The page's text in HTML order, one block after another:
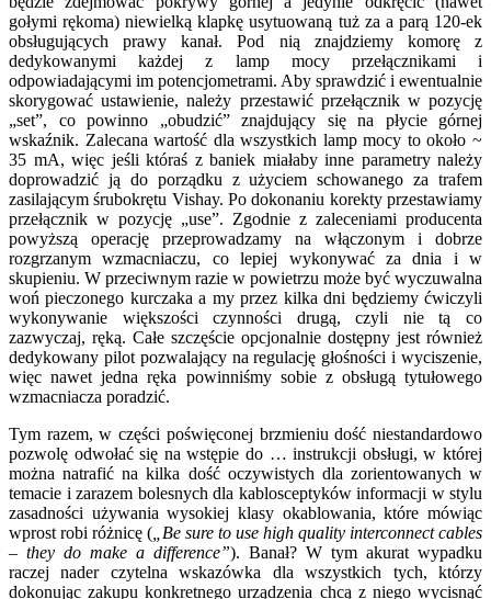
gołymi rękoma) niewielką klapkę usytuowaną tuż za a parą 120-ek
obsługujących prawy kanał. Pod nią znajdziemy komorę z
dedykowanymi każdej z lamp mocy przełącznikami i
odpowiadającymi im potencjometrami. Aby sprawdzić i ewentualnie
skorygować ustawienie, należy przestawić przełącznik w pozycję
„set”, co powinno „obudzić” znajdujący się na płycie górnej
wskaźnik. Zalecana wartość dla wszystkich lamp mocy to około ~
35 mA, więc jeśli któraś z baniek miałaby inne parametry należy
doprowadzić ją do porządku z użyciem schowanego za trafem
zasilającym śrubokrętu Vishay. Po dokonaniu korekty przestawiamy
przełącznik w pozycję „use”. Zgodnie z zaleceniami producenta
powyższą operację przeprowadzamy na włączonym i dobrze
rozgrzanym wzmacniaczu, co lepiej wykonywać za dnia i w
skupieniu. W przeciwnym razie w powietrzu może być wyczuwalna
woń pieczonego kurczaka a my przez kilka dni będziemy ćwiczyli
wykonywanie większości czynności drugą, czyli nie tą co
zazwyczaj, ręką. Całe szczęście opcjonalnie dostępny jest również
dedykowany pilot pozwalający na regulację głośności i wyciszenie,
więc nawet jedna ręka powinniśmy sobie z obsługą tytułowego
wzmacniacza poradzić.
Tym razem, w części poświęconej brzmieniu dość niestandardowo
pozwolę odwołać się na wstępie do … instrukcji obsługi, w której
można natrafić na kilka dość oczywistych dla zorientowanych w
temacie i zarazem bolesnych dla kablosceptyków informacji w stylu
zasadności używania wysokiej klasy okablowania, które mówiąc
wprost robi różnicę ( „Be sure to use high quality interconnect cables
– they do make a difference”). Banał? W tym akurat wypadku
raczej nader czytelna wskazówka dla wszystkich tych, którzy
dokonując zakupu konkretnego urządzenia chcą z niego wycisnąć